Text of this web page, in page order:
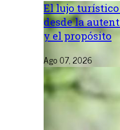
El lujo
desde la
y el propósito
Ago 07, 2026